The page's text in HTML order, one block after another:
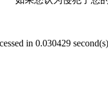
in 0.030429